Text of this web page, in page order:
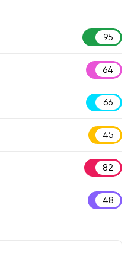
95
64
66
45
82
48